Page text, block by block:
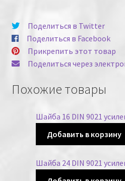
Поделиться в Twitter
Поделиться в Facebook
Прикрепить этот товар
Поделиться через
Похожие товары
Шайба 16 DIN 9021
Добавить в корзину
Шайба 24 DIN 9021